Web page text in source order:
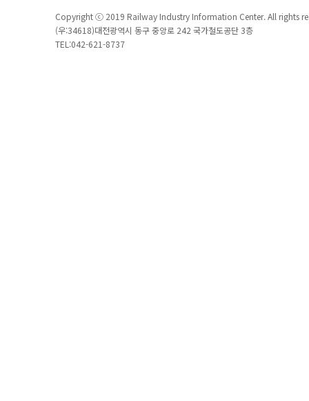
Copyright ⓒ 2019 Railway Industry Information Center. All rights
(우:34618)대전광역시 동구 중앙로 242 국가철도공단 3층
TEL:042-621-8737